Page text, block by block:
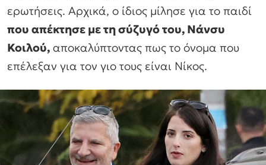
ερωτήσεις. Αρχικά, ο ίδιος μίλησε για το παιδί
που απέκτησε με τη σύζυγό του, Νάνσυ
Κοιλού, αποκαλύπτοντας πως το όνομα που
επέλεξαν για τον γιο τους είναι Νίκος.